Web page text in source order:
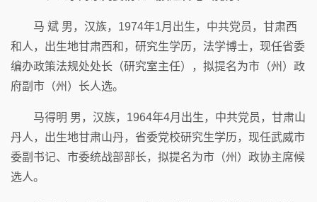
马 斌 男，汉族，1974年1月出生，中共党员，甘肃西
和人，出生地甘肃西和，研究生学历，法学博士，现任省委
编办政策法规处处长（研究室主任），拟提名为市（州）政
府副市（州）长人选。
马得明 男，汉族，1964年4月出生，中共党员，甘肃山
丹人，出生地甘肃山丹，省委党校研究生学历，现任武威市
委副书记、市委统战部部长，拟提名为市（州）政协主席候
选人。